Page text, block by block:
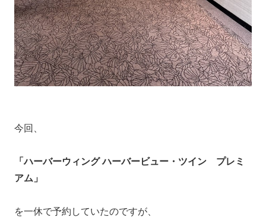
今回、
「ハーバーウィング ハーバービュー・ツイン プレミ
アム」
を一休で予約していたのですが、